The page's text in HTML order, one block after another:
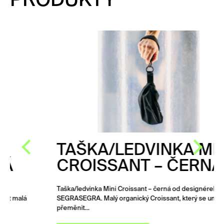
TAŠKA/LEDVINKA MINI
CROISSANT – ČERNÁ
Taška/ledvinka Mini Croissant – černá od designérek
SEGRASEGRA. Malý organický Croissant, který se umí